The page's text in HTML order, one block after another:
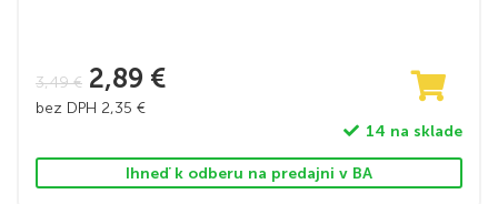
3,49€ 2,89 €
bez DPH 2,35 €
14 na sklade
Ihneď k odberu na predajni v BA